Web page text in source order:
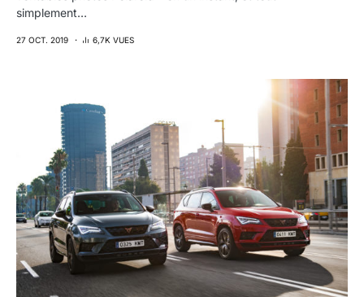
simplement…
27 OCT. 2019 6,7K VUES